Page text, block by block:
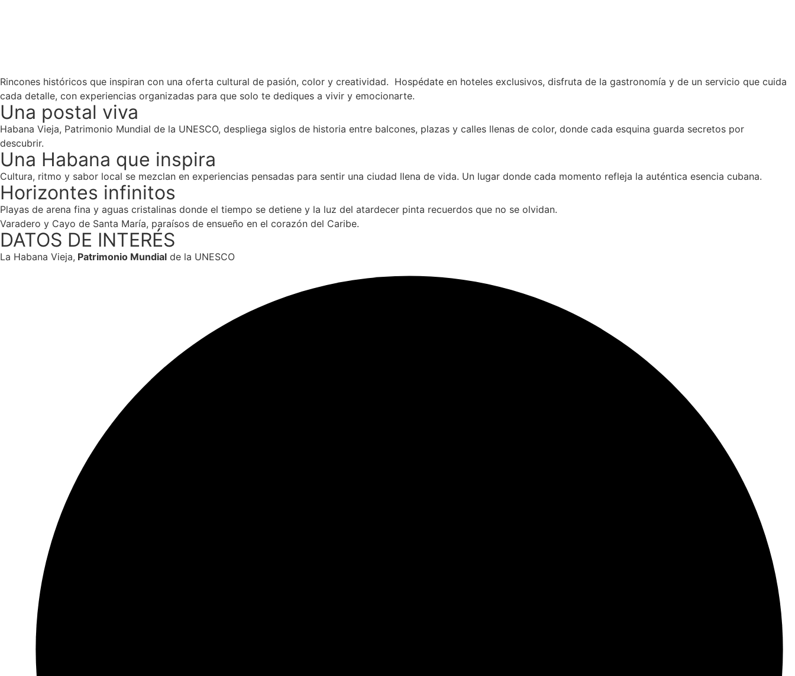
Rincones históricos que inspiran con una oferta cultural de pasión, color y creatividad. Hospédate en hoteles exclusivos, disfruta de la gastronomía y de un servicio que cuida
cada detalle, con experiencias organizadas para que solo te dediques a vivir y emocionarte.
Una postal viva
Habana Vieja, Patrimonio Mundial de la UNESCO, despliega siglos de historia entre balcones, plazas y calles llenas de color, donde cada esquina guarda secretos por
descubrir.
Una Habana que inspira
Cultura, ritmo y sabor local se mezclan en experiencias pensadas para sentir una ciudad llena de vida. Un lugar donde cada momento refleja la auténtica esencia cubana.
Horizontes infinitos
Playas de arena fina y aguas cristalinas donde el tiempo se detiene y la luz del atardecer pinta recuerdos que no se olvidan.
Varadero y Cayo de Santa María, paraísos de ensueño en el corazón del Caribe.
DATOS DE INTERÉS
La Habana Vieja, Patrimonio Mundial de la UNESCO